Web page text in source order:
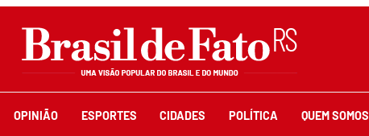
OPINIÃO ESPORTES CIDADES POLÍTICA QUEM SOMOS